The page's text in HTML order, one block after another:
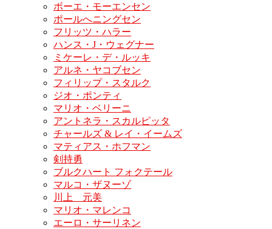
ボーエ・モーエンセン
ポールへニングセン
フリッツ・ハラー
ハンス・J・ウェグナー
ミケーレ・デ・ルッキ
アルネ・ヤコブセン
フィリップ・スタルク
ジオ・ポンティ
マリオ・ベリーニ
アントネラ・スカルピッタ
チャールズ & レイ・イームズ
マティアス・ホフマン
剣持勇
ブルクハート フォクテール
マルコ・ザヌーゾ
川上 元美
マリオ・マレンコ
エーロ・サーリネン